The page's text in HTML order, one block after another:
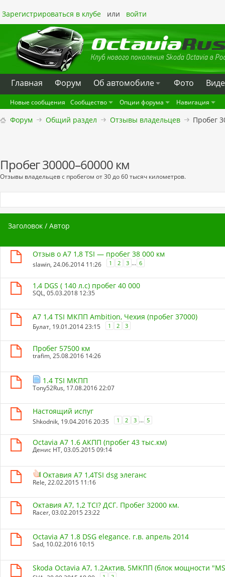
Зарегистрироваться в клубе или войти
Главная Форум Oб автомобиле Фото
Новые сообщения Сообщество Опции форума Навигация
Форум Общий раздел Отзывы владельцев Пробег
Пробег 30000–60000 км
Отзывы владельцев с пробегом от 30 до 60 тысяч километров.
Заголовок / Автор
Отзыв о A7 1,8 TSI — пробег 38 000 км
slawin, 24.06.2014 11:26 1 2 3 ... 6
1,4 DGS ( 140 л.с) пробег 40 000
SQL, 05.03.2018 12:35
A7 1,4 TSI МКПП Ambition, Чехия (пробег 37000)
Булат, 19.01.2014 23:15 1 2 3
Пробег 57500 км
trafim, 25.08.2016 14:26
1.4 TSI МКПП
Tony52Rus, 17.08.2016 22:07
Настоящий испуг
Shkodnik, 19.04.2016 20:35 1 2 3 ... 5
Octavia A7 1.6 АКПП (пробег 43 тыс.км)
Денис НТ, 03.05.2015 09:14
Октавия А7 1,4TSI dsg элеганс
Rele, 22.02.2015 11:16
Октавия А7, 1,2 ТСI? ДСГ. Пробег 32000 км.
Racer, 03.02.2015 23:22
Octavia A7 1.8 DSG elegance. г.в. апрель 2014
Sad, 10.02.2016 10:15
Skoda Octavia А7, 1.2Актив, 5МКПП (блок мощности